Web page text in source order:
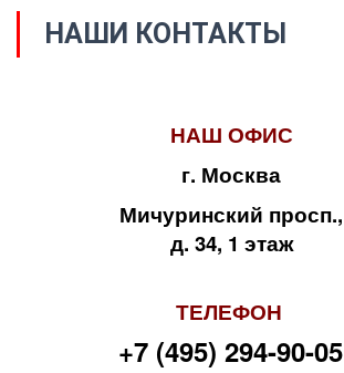
НАШИ КОНТАКТЫ
НАШ ОФИС
г. Москва
Мичуринский просп.,
д. 34, 1 этаж
ТЕЛЕФОН
+7 (495) 294-90-05